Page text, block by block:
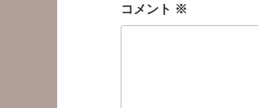
コメント ※